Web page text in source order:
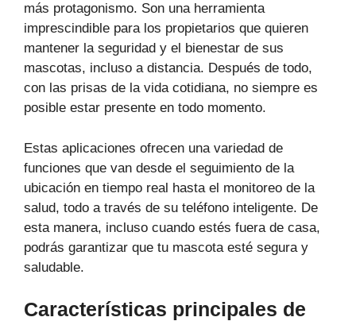
más protagonismo. Son una herramienta
imprescindible para los propietarios que quieren
mantener la seguridad y el bienestar de sus
mascotas, incluso a distancia. Después de todo,
con las prisas de la vida cotidiana, no siempre es
posible estar presente en todo momento.
Estas aplicaciones ofrecen una variedad de
funciones que van desde el seguimiento de la
ubicación en tiempo real hasta el monitoreo de la
salud, todo a través de su teléfono inteligente. De
esta manera, incluso cuando estés fuera de casa,
podrás garantizar que tu mascota esté segura y
saludable.
Características principales de